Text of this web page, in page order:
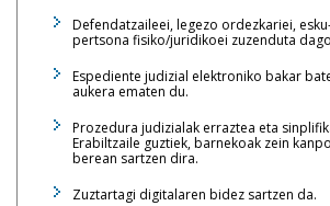
Defendatzaileei, legezo ordezkariei,
pertsona fisiko/juridikoei zuzenduta
Espediente judizial elektroniko bakar
aukera ematen du.
Prozedura judizialak erraztea eta
Erabiltzaile guztiek, barnekoak zein
berean sartzen dira.
Zuztartagi digitalaren bidez sartzen da.